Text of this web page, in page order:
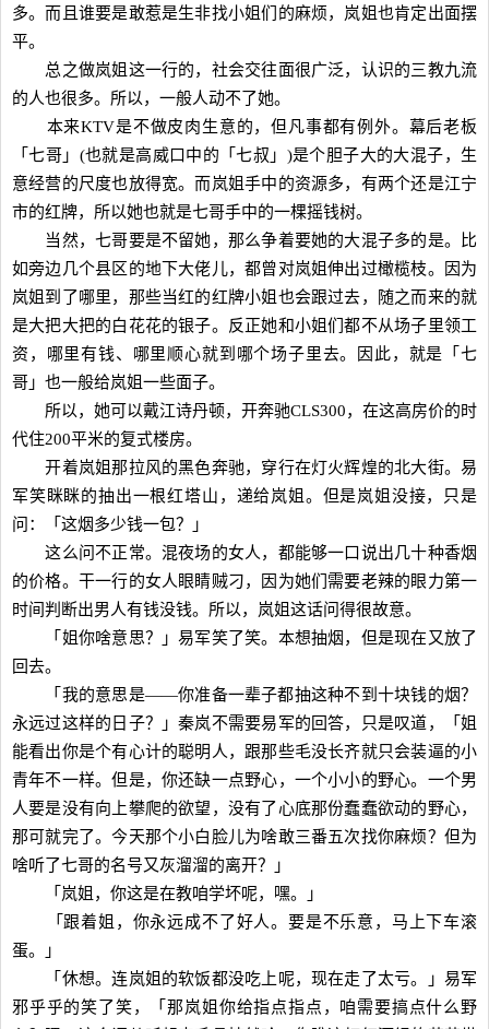
多。而且谁要是敢惹是生非找小姐们的麻烦，岚姐也肯定出面摆
平。
总之做岚姐这一行的，社会交往面很广泛，认识的三教九流
的人也很多。所以，一般人动不了她。
本来KTV是不做皮肉生意的，但凡事都有例外。幕后老板
「七哥」(也就是高威口中的「七叔」)是个胆子大的大混子，生
意经营的尺度也放得宽。而岚姐手中的资源多，有两个还是江宁
市的红牌，所以她也就是七哥手中的一棵摇钱树。
当然，七哥要是不留她，那么争着要她的大混子多的是。比
如旁边几个县区的地下大佬儿，都曾对岚姐伸出过橄榄枝。因为
岚姐到了哪里，那些当红的红牌小姐也会跟过去，随之而来的就
是大把大把的白花花的银子。反正她和小姐们都不从场子里领工
资，哪里有钱、哪里顺心就到哪个场子里去。因此，就是「七
哥」也一般给岚姐一些面子。
所以，她可以戴江诗丹顿，开奔驰CLS300，在这高房价的时
代住200平米的复式楼房。
开着岚姐那拉风的黑色奔驰，穿行在灯火辉煌的北大街。易
军笑眯眯的抽出一根红塔山，递给岚姐。但是岚姐没接，只是
问：「这烟多少钱一包？」
这么问不正常。混夜场的女人，都能够一口说出几十种香烟
的价格。干一行的女人眼睛贼刁，因为她们需要老辣的眼力第一
时间判断出男人有钱没钱。所以，岚姐这话问得很故意。
「姐你啥意思？」易军笑了笑。本想抽烟，但是现在又放了
回去。
「我的意思是——你准备一辈子都抽这种不到十块钱的烟？
永远过这样的日子？」秦岚不需要易军的回答，只是叹道，「姐
能看出你是个有心计的聪明人，跟那些毛没长齐就只会装逼的小
青年不一样。但是，你还缺一点野心，一个小小的野心。一个男
人要是没有向上攀爬的欲望，没有了心底那份蠢蠢欲动的野心，
那可就完了。今天那个小白脸儿为啥敢三番五次找你麻烦？但为
啥听了七哥的名号又灰溜溜的离开？」
「岚姐，你这是在教咱学坏呢，嘿。」
「跟着姐，你永远成不了好人。要是不乐意，马上下车滚
蛋。」
「休想。连岚姐的软饭都没吃上呢，现在走了太亏。」易军
邪乎乎的笑了笑，「那岚姐你给指点指点，咱需要搞点什么野